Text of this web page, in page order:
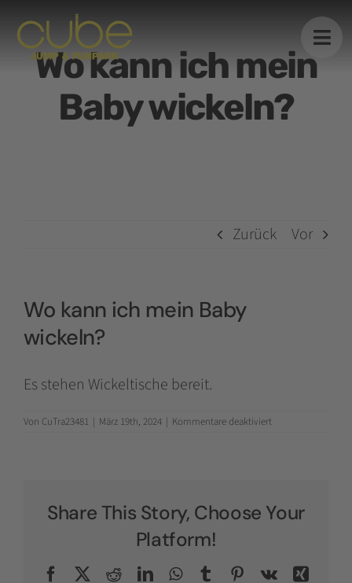
Inhalt
springenWo kann ich mein
Baby wickeln?
Zurück Vor
Wo kann ich mein Baby
wickeln?
Es stehen Wickeltische bereit.
Von CuTra23481 | März 19th, 2024 | Kommentare deaktiviertfür
Share This Story, Choose Your
Platform!
FacebookRedditLinkedInWhatsApp
TumblrPinterest
Vk
Xing